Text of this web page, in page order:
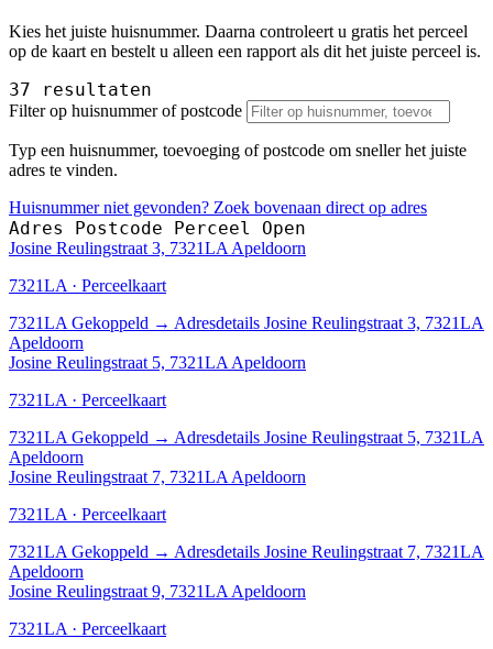
Kies het juiste huisnummer. Daarna controleert u gratis het perceel
op de kaart en bestelt u alleen een rapport als dit het juiste perceel is.
37 resultaten
Filter op huisnummer of postcode
Typ een huisnummer, toevoeging of postcode om sneller het juiste
adres te vinden.
Huisnummer niet gevonden? Zoek bovenaan direct op adres
Adres Postcode Perceel Open
Josine Reulingstraat 3, 7321LA Apeldoorn
7321LA · Perceelkaart
7321LA Gekoppeld → Adresdetails Josine Reulingstraat 3, 7321LA
Apeldoorn
Josine Reulingstraat 5, 7321LA Apeldoorn
7321LA · Perceelkaart
7321LA Gekoppeld → Adresdetails Josine Reulingstraat 5, 7321LA
Apeldoorn
Josine Reulingstraat 7, 7321LA Apeldoorn
7321LA · Perceelkaart
7321LA Gekoppeld → Adresdetails Josine Reulingstraat 7, 7321LA
Apeldoorn
Josine Reulingstraat 9, 7321LA Apeldoorn
7321LA · Perceelkaart